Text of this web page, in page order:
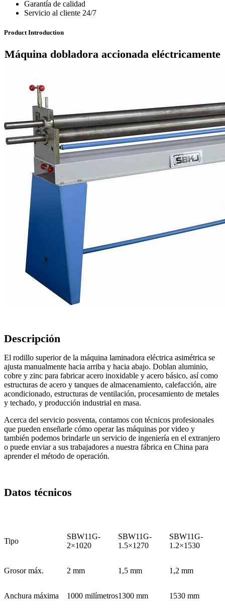
Garantía de calidad
Servicio al cliente 24/7
Product Introduction
Máquina dobladora accionada eléctricamente
Descripción
El rodillo superior de la máquina laminadora eléctrica asimétrica se
ajusta manualmente hacia arriba y hacia abajo. Doblan aluminio,
cobre y zinc para fabricar acero inoxidable y acero básico, así como
estructuras de acero y tanques de almacenamiento, calefacción, aire
acondicionado, estructuras de ventilación, procesamiento de metales
y techado, y producción industrial en masa.
Acerca del servicio posventa, contamos con técnicos profesionales
que pueden enseñarle cómo operar las máquinas por video y
también podemos brindarle un servicio de ingeniería en el extranjero
o puede enviar a sus trabajadores a nuestra fábrica en China para
aprender el método de operación.
Datos técnicos
Tipo
SBW11G-
2×1020
SBW11G-
1.5×1270
SBW11G-
1.2×1530
Grosor máx. 2 mm 1,5 mm 1,2 mm
Anchura máxima 1000 milímetros1300 mm 1530 mm